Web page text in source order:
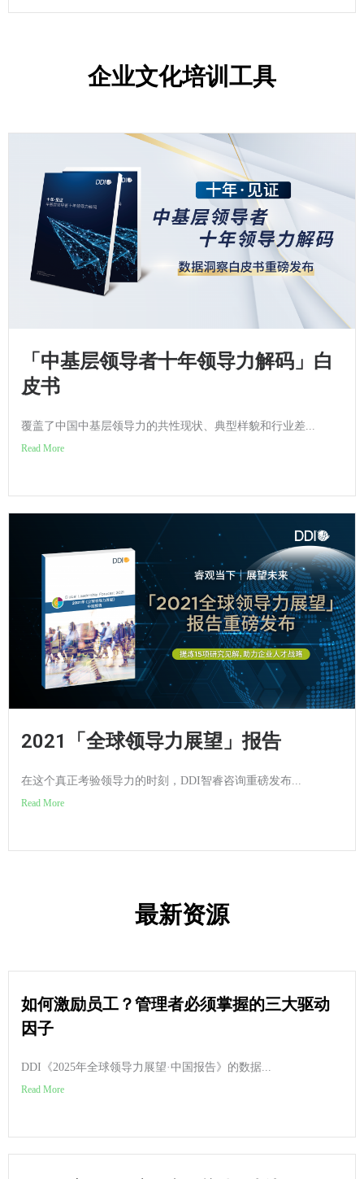
企业文化培训​工具
「中基层领导者十年领导力解码」白
皮书
覆盖了中国中基层领导力的共性现状、典型样貌和行业差...
Read More
2021「全球领导力展望」报告
在这个真正考验领导力的时刻，DDI智睿咨询重磅发布...
Read More
最新资源
如何激励员工？管理者必须掌握的三大驱动
因子
DDI《2025年全球领导力展望·中国报告》的数据...
Read More